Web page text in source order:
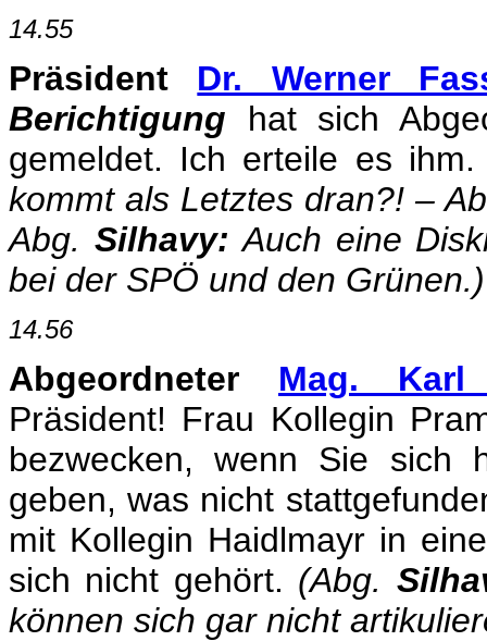
14.55
Präsident Dr. Werner
Berichtigung
hat sich
gemeldet. Ich erteile es
kommt als Letztes dran?! –
Abg. Silhavy: Auch eine
bei der SPÖ und den Grünen.)
14.56
Abgeordneter Mag. Karl
Präsident! Frau Kollegin
bezwecken, wenn Sie sich
geben, was nicht
mit Kollegin Haidlmayr in
sich nicht gehört. (Abg.
können sich gar nicht